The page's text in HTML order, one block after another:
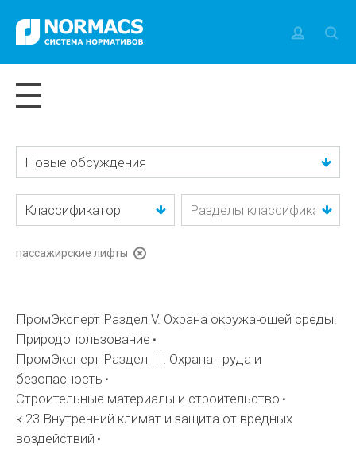
Новые обсуждения
Классификатор
пассажирские лифты
ПромЭксперт Раздел V. Охрана окружающей среды.
Природопользование
ПромЭксперт Раздел III. Охрана труда и
безопасность
Строительные материалы и строительство
к.23 Внутренний климат и защита от вредных
воздействий